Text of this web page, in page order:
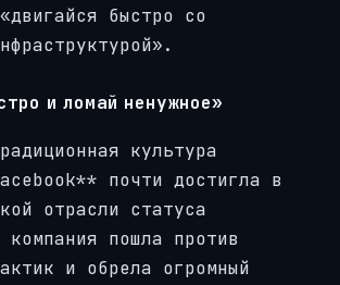
быстро со
и ломай ненужное»
культура
почти достигла в
отрасли статуса
компания пошла против
и обрела огромный